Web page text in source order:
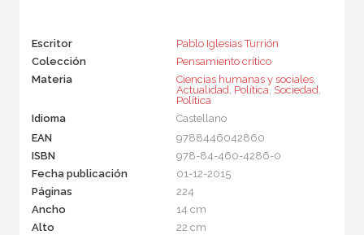
Escritor
Pablo Iglesias Turrión
Colección
Pensamiento crítico
Materia
Ciencias humanas y sociales,
Actualidad, Política, Sociedad,
Política
Idioma
Castellano
EAN
9788446042860
ISBN
978-84-460-4286-0
Fecha publicación
01-12-2015
Páginas
224
Ancho
14 cm
Alto
22 cm